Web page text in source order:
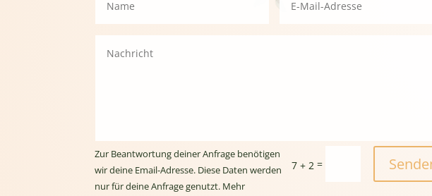
7 + 2 =
Zur Beantwortung deiner Anfrage benötigen
wir deine Email-Adresse. Diese Daten werden
nur für deine Anfrage genutzt. Mehr